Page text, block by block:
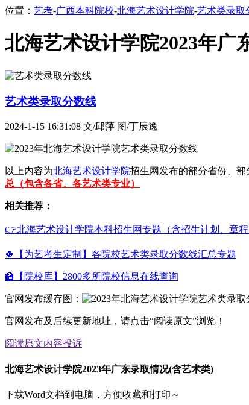
位置： 艺考-广西本科院校-北海艺术设计学院-艺术类录取
北海艺术设计学院2023年广
艺术类录取分数线
2024-1-15 16:31:08 文/邱萍 图/丁辰逸
以上内容为北海艺术设计学院招生网发布的部分省份、部
总（包含各省、各艺术类专业）
相关推荐：
👉北海艺术设计学院本科招生网专题（含招生计划、章程
🍀【为艺考生定制】各院校艺术类录取分数线汇总专题
🏫【院校库】2800多所院校信息在线查询
官网发布缓存图：
官网发布及后续更新地址，请点击“阅读原文”浏览！
阅读原文内容投诉
北海艺术设计学院2023年广东录取情况(含艺术类)
下载Word文档到电脑，方便收藏和打印～